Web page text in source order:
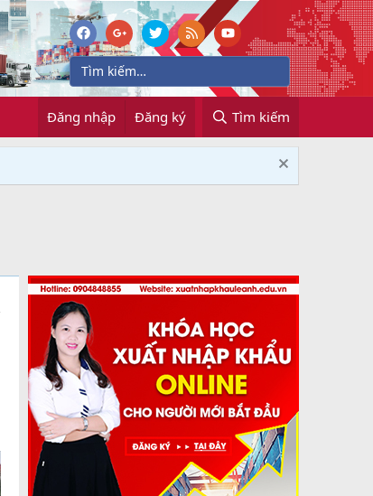
Đăng nhập Đăng ký Tìm kiếm